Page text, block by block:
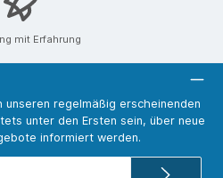
mit Erfahrung
regelmäßig erscheinenden
unter den Ersten sein, über neue
informiert werden.